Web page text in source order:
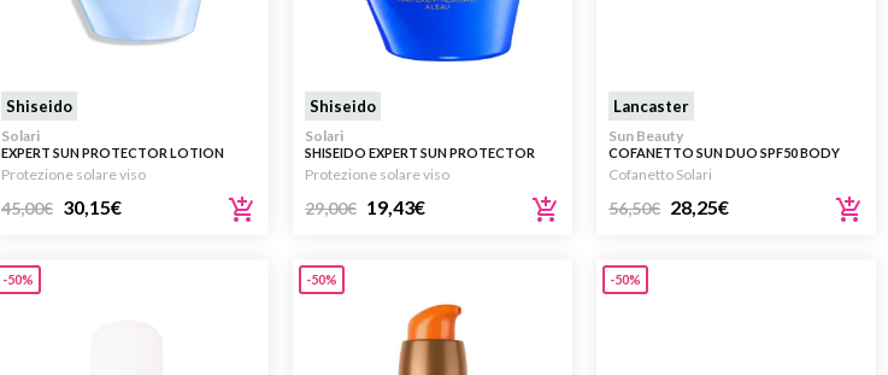
Shiseido
Solari
EXPERT SUN PROTECTOR LOTION
SENSITIVE SPF50+ 150ML
Protezione solare viso
45,00€ 30,15€
Shiseido
Solari
SHISEIDO EXPERT SUN PROTECTOR
LOTION SPF50+ 50ML
Protezione solare viso
29,00€ 19,43€
Lancaster
Sun Beauty
COFANETTO SUN DUO SPF50 BODY
MILK 175ML
Cofanetto Solari
56,50€ 28,25€
-50% -50% -50%